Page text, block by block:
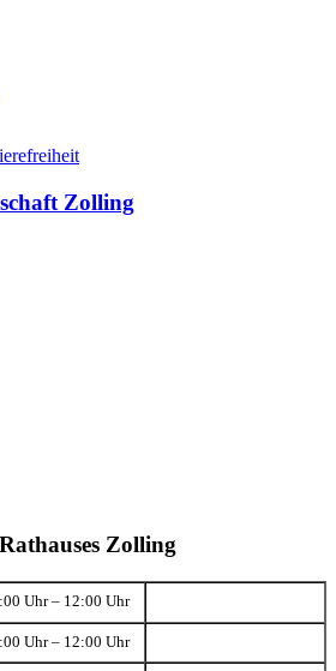
Zolling
Zolling
Uhr – 12:00 Uhr
Uhr – 12:00 Uhr